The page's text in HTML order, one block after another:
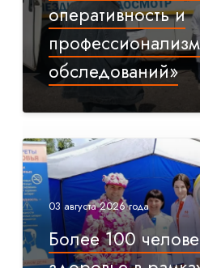
оперативность и
обследований»
03 августа 2026 года
Более 100